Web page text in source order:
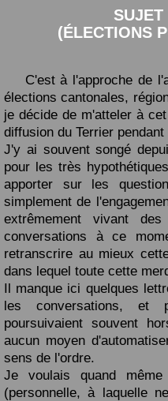
(ÉLECTIONS
C'est à l'approche de
élections cantonales,
je décide de m'atteler à
diffusion du Terrier
J'y ai souvent songé
pour les très
apporter sur les
simplement de
extrêmement vivant
conversations à ce
retranscrire au mieux
dans lequel toute cette
Il manque ici quelques
les conversations, et
poursuivaient souvent
aucun moyen
sens de l'ordre.
Je voulais quand
(personnelle, à laquelle